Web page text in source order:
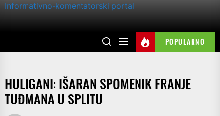
Informativno-komentatorski portal
POPULARNO
HULIGANI: ​IŠARAN SPOMENIK FRANJE
TUĐMANA U SPLITU